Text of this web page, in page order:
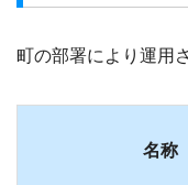
町の部署により運用
名称